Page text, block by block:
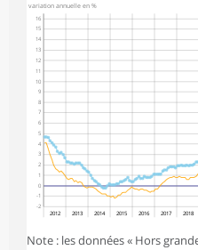
0
1
2
3
4
5
6
7
8
9
10
11
12
13
14
15
16
-1
-2
variation annuelle en %
2012 2013 2014 2015 2016 2017 2018
Note : les données « Hors